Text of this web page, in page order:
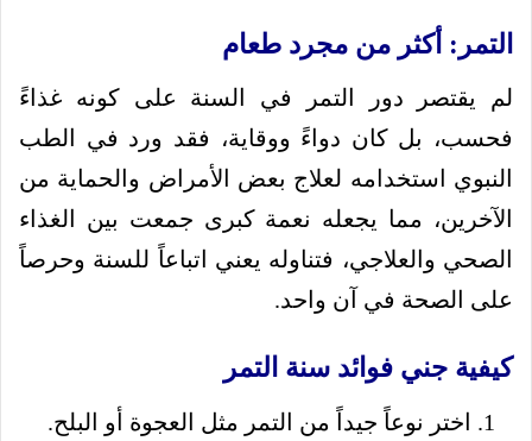
التمر: أكثر من مجرد طعام
لم يقتصر دور التمر في السنة على كونه غذاءً
فحسب، بل كان دواءً ووقاية، فقد ورد في الطب
النبوي استخدامه لعلاج بعض الأمراض والحماية من
الآخرين، مما يجعله نعمة كبرى جمعت بين الغذاء
الصحي والعلاجي، فتناوله يعني اتباعاً للسنة وحرصاً
على الصحة في آن واحد.
كيفية جني فوائد سنة التمر
اختر نوعاً جيداً من التمر مثل العجوة أو البلح.